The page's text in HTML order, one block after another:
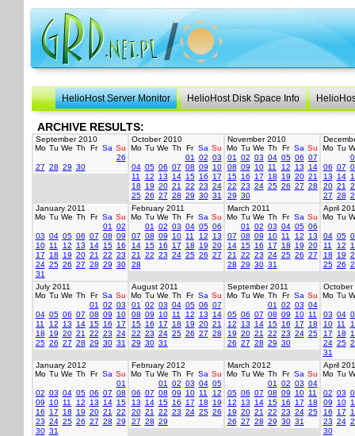
HelioHost Server Monitor HelioHost Disk Space Info
ARCHIVE RESULTS:
September 2010
Mo Tu We Th Fr Sa Su
26
27 28 29 30
October 2010
Mo Tu We Th Fr Sa Su
01
02 03
04 05 06 07 08 09
10
11
12 13 14 15 16
17
18
19 20 21 22 23 24
25 26 27 28 29 30 31
November 2010
Mo Tu We Th Fr Sa Su
01
02 03 04 05 06 07
08 09 10 11 12 13
14
15 16 17 18 19 20 21
22 23 24 25 26 27 28
29 30
Mo Tu
06 07
13
14
20 21
27 28
January 2011
Mo Tu We Th Fr Sa Su
01
02
03 04 05 06 07 08 09
10 11 12 13 14 15 16
17
18 19 20 21 22 23
24 25 26 27 28 29 30
31
February 2011
Mo Tu We Th Fr Sa Su
01
02 03 04 05 06
07 08 09 10 11 12
13
14 15 16 17 18 19 20
21
22 23 24 25 26 27
28
March 2011
Mo Tu We Th Fr Sa Su
01
02 03 04 05 06
07 08 09 10 11 12
13
14 15 16 17 18 19 20
21
22 23 24 25 26 27
28 29 30 31
April
Mo Tu
04 05
11
12
18
19
25 26
July 2011
Mo Tu We Th Fr Sa Su
01
02 03
04 05 06 07 08 09
10
11
12 13 14 15 16
17
18
19 20 21 22 23 24
25 26 27 28 29 30 31
August 2011
Mo Tu We Th Fr Sa Su
01
02 03 04 05 06 07
08 09 10 11 12 13
14
15 16 17 18 19 20 21
22 23 24 25 26 27 28
29 30 31
September 2011
Mo Tu We Th Fr Sa Su
01
02 03 04
05 06 07 08 09 10 11
12
13 14 15 16 17
18
19 20 21 22 23 24 25
26 27 28 29 30
October
Mo Tu
03 04
10 11
17
18
24 25
31
January 2012
Mo Tu We Th Fr Sa Su
01
02 03 04 05 06 07 08
09
10 11 12 13 14 15
16
17 18 19 20 21
22
23 24 25 26 27 28 29
30 31
February 2012
Mo Tu We Th Fr Sa Su
01
02 03 04 05
06 07 08 09 10 11
12
13
14 15 16 17 18
19
20 21 22 23 24 25 26
27 28 29
March 2012
Mo Tu We Th Fr Sa Su
01
02 03 04
05 06 07 08 09 10 11
12
13 14 15 16 17
18
19 20 21 22 23 24 25
26 27 28 29 30 31
April
Mo Tu
02 03
09
10
16
17
23 24
30